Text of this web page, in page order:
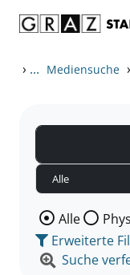
› ... Mediensuche ›
Wählen Sie
Alle
Erweiterte
Suche